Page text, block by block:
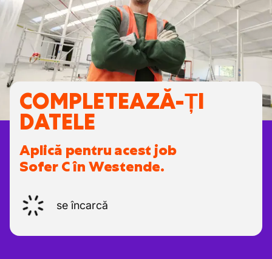
COMPLETEAZĂ-ȚI
DATELE
Aplică pentru acest job
Sofer C în Westende.
se încarcă